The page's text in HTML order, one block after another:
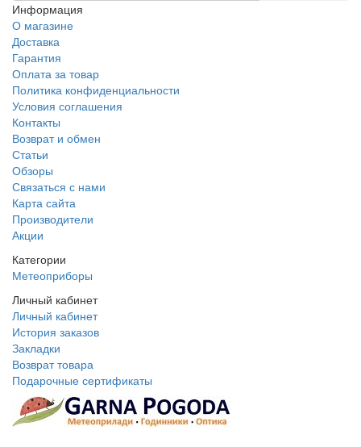
Информация
О магазине
Доставка
Гарантия
Оплата за товар
Политика конфиденциальности
Условия соглашения
Контакты
Возврат и обмен
Статьи
Обзоры
Связаться с нами
Карта сайта
Производители
Акции
Категории
Метеоприборы
Личный кабинет
Личный кабинет
История заказов
Закладки
Возврат товара
Подарочные сертификаты